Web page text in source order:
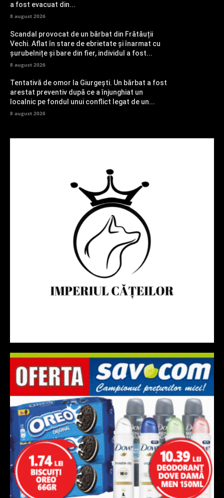
a fost evacuat din...
8 august 2026
Scandal provocat de un bărbat din Frătăuții
Vechi. Aflat în stare de ebrietate și înarmat cu
șurubelnițe și bare din fier, individul a fost...
8 august 2026
Tentativă de omor la Giurgești. Un bărbat a fost
arestat preventiv după ce a înjunghiat un
localnic pe fondul unui conflict legat de un...
8 august 2026